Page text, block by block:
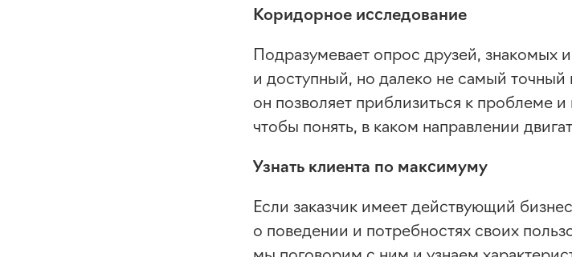
Коридорное исследование
Подразумевает опрос друзей, знакомых
и доступный, но далеко не самый
он позволяет приблизиться к проблеме
чтобы понять, в каком направлении
Узнать клиента по максимуму
Если заказчик имеет действующий
о поведении и потребностях своих